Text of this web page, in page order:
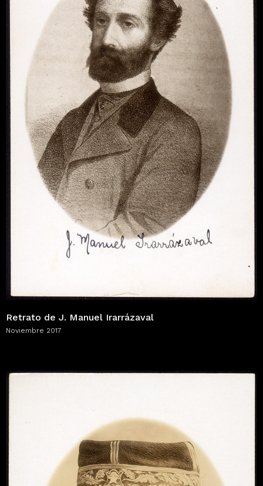
Retrato de J. Manuel Irarrázaval
Noviembre 2017